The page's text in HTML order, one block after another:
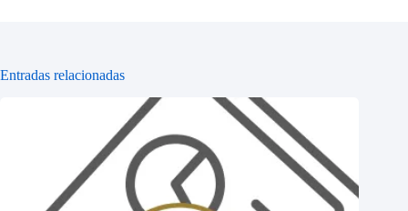
Entradas relacionadas